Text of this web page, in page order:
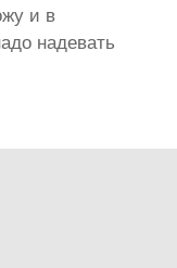
и в
надевать